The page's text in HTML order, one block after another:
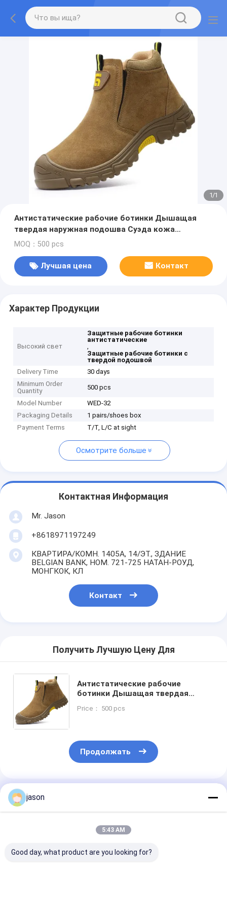
1/1
Антистатические рабочие ботинки Дышащая
твердая наружная подошва Суэда кожа
Стальная ножка Противопробиваемая мужчины
MOQ：500 pcs
Лучшая цена Контакт
Характер Продукции
Высокий свет
Защитные рабочие ботинки
антистатические
,
Защитные рабочие ботинки с
твердой подошвой
Delivery Time
30 days
Minimum Order
Quantity
500 pcs
Model Number
WED-32
Packaging Details
1 pairs/shoes box
Payment Terms
T/T, L/C at sight
Осмотрите больше
Контактная Информация
Mr. Jason
+8618971197249
КВАРТИРА/КОМН. 1405A, 14/ЭТ., ЗДАНИЕ
BELGIAN BANK, НОМ. 721-725 НАТАН-РОУД,
МОНГКОК, КЛ
Контакт
Получить Лучшую Цену Для
Антистатические рабочие
ботинки Дышащая твердая
Стальная ножка
Противоотношение износу
Price： 500 pcs
Продолжать
Порекомендованные Продукты
jason
5:43 AM
Good day, what product are you looking for?